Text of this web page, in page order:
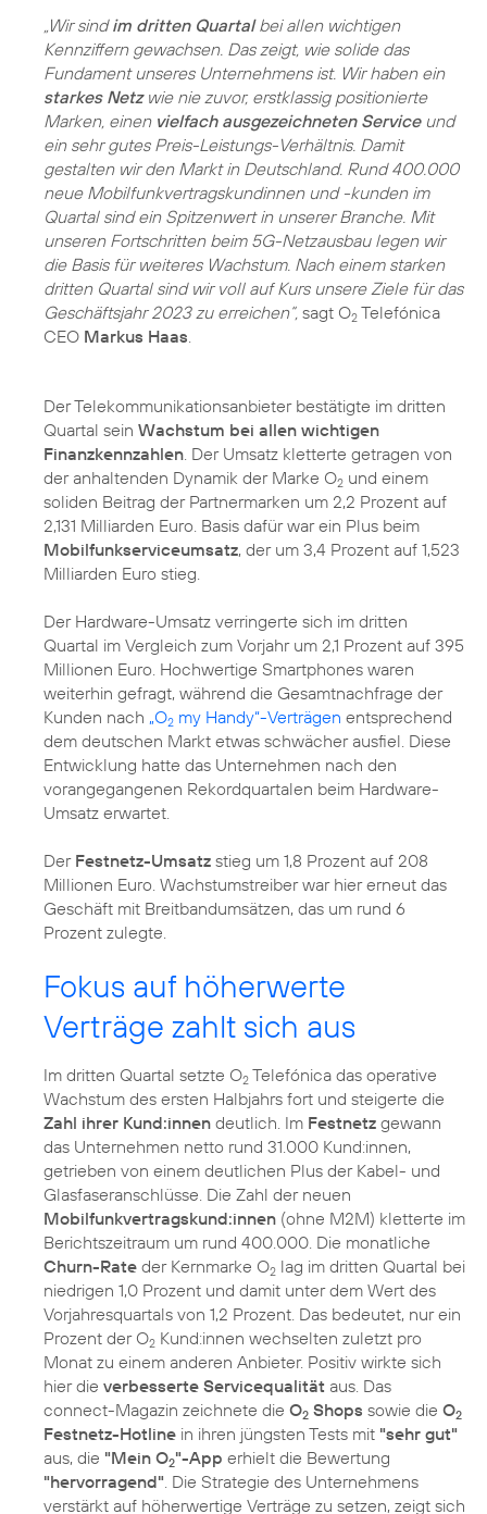
„Wir sindim dritten Quartalbei allen wichtigen
Kennziffern gewachsen. Das zeigt, wie solide das
Fundament unseres Unternehmens ist. Wir haben ein
starkes Netzwie nie zuvor, erstklassig positionierte
Marken, einen vielfach ausgezeichneten Serviceund
ein sehr gutes Preis-Leistungs-Verhältnis. Damit
gestalten wir den Markt in Deutschland. Rund 400.000
neue Mobilfunkvertragskundinnen und -kunden im
Quartal sind ein Spitzenwert in unserer Branche. Mit
unseren Fortschritten beim 5G-Netzausbau legen wir
die Basis für weiteres Wachstum. Nach einem starken
dritten Quartal sind wir voll auf Kurs unsere Ziele für das
Geschäftsjahr 2023 zu erreichen“, sagt O2 Telefónica
CEO Markus Haas.
Der Telekommunikationsanbieter bestätigte im dritten
Quartal sein Wachstum bei allen wichtigen
Finanzkennzahlen. Der Umsatz kletterte getragen von
der anhaltenden Dynamik der Marke O2 und einem
soliden Beitrag der Partnermarken um 2,2 Prozent auf
2,131 Milliarden Euro. Basis dafür war ein Plus beim
Mobilfunkserviceumsatz, der um 3,4 Prozent auf 1,523
Milliarden Euro stieg.
Der Hardware-Umsatz verringerte sich im dritten
Quartal im Vergleich zum Vorjahr um 2,1 Prozent auf 395
Millionen Euro. Hochwertige Smartphones waren
weiterhin gefragt, während die Gesamtnachfrage der
Kunden nach „O2 my Handy“-Verträgen entsprechend
dem deutschen Markt etwas schwächer ausfiel. Diese
Entwicklung hatte das Unternehmen nach den
vorangegangenen Rekordquartalen beim Hardware-
Umsatz erwartet.
Der Festnetz-Umsatz stieg um 1,8 Prozent auf 208
Millionen Euro. Wachstumstreiber war hier erneut das
Geschäft mit Breitbandumsätzen, das um rund 6
Prozent zulegte.
Fokus auf höherwerte
Verträge zahlt sich aus
Im dritten Quartal setzte O2 Telefónica das operative
Wachstum des ersten Halbjahrs fort und steigerte die
Zahl ihrer Kund:innen deutlich. Im Festnetz gewann
das Unternehmen netto rund 31.000 Kund:innen,
getrieben von einem deutlichen Plus der Kabel- und
Glasfaseranschlüsse. Die Zahl der neuen
Mobilfunkvertragskund:innen (ohne M2M) kletterte im
Berichtszeitraum um rund 400.000. Die monatliche
Churn-Rate der Kernmarke O2 lag im dritten Quartal bei
niedrigen 1,0 Prozent und damit unter dem Wert des
Vorjahresquartals von 1,2 Prozent. Das bedeutet, nur ein
Prozent der O2 Kund:innen wechselten zuletzt pro
Monat zu einem anderen Anbieter. Positiv wirkte sich
hier die verbesserte Servicequalität aus. Das
connect-Magazin zeichnete die O2 Shops sowie die O2
Festnetz-Hotline in ihren jüngsten Tests mit "sehr gut"
aus, die "Mein O2"-App erhielt die Bewertung
"hervorragend". Die Strategie des Unternehmens
verstärkt auf höherwertige Verträge zu setzen, zeigt sich